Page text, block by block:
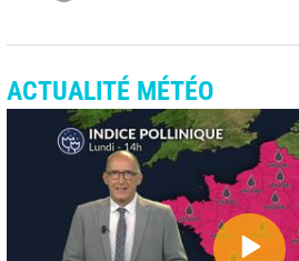
ACTUALITÉ MÉTÉO